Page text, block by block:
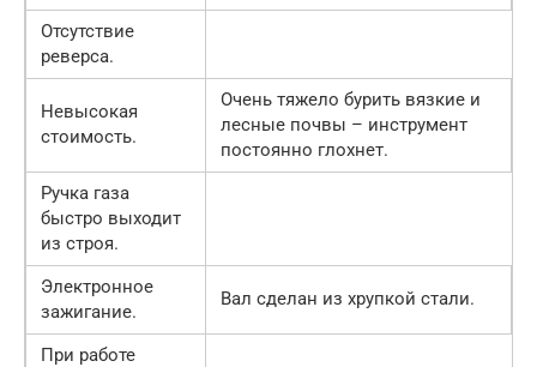
Отсутствие
реверса.
Невысокая
стоимость.
Очень тяжело бурить вязкие и
лесные почвы – инструмент
постоянно глохнет.
Ручка газа
быстро выходит
из строя.
Электронное
зажигание.
Вал сделан из хрупкой стали.
При работе